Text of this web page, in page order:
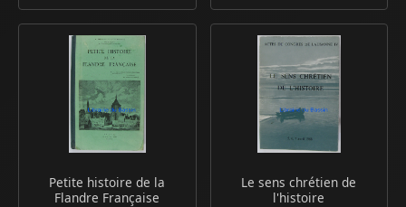
Petite histoire de la
Flandre Française
Le sens chrétien de
l'histoire